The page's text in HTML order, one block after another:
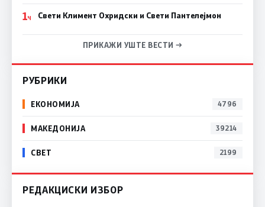
1Ч Свети Климент Охридски и Свети Пантелејмон
ПРИКАЖИ УШТЕ ВЕСТИ →
РУБРИКИ
ЕКОНОМИЈА 4796
МАКЕДОНИЈА 39214
СВЕТ 2199
РЕДАКЦИСКИ ИЗБОР